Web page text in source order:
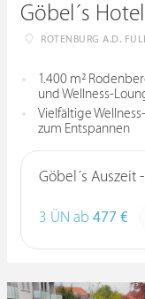
Göbel´s
ROTENBURG A.D.
1.400 m²
und Wellness-
Vielfältige
zum Entspannen
Göbel´s Auszeit
3 ÜN ab 477 €